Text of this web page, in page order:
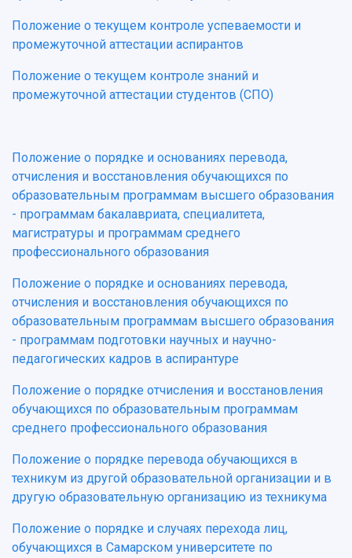
Положение о текущем контроле успеваемости и
промежуточной аттестации аспирантов
Положение о текущем контроле знаний и
промежуточной аттестации студентов (СПО)
Положение о порядке и основаниях перевода,
отчисления и восстановления обучающихся по
образовательным программам высшего образования
- программам бакалавриата, специалитета,
магистратуры и программам среднего
профессионального образования
Положение о порядке и основаниях перевода,
отчисления и восстановления обучающихся по
образовательным программам высшего образования
- программам подготовки научных и научно-
педагогических кадров в аспирантуре
Положение о порядке отчисления и восстановления
обучающихся по образовательным программам
среднего профессионального образования
Положение о порядке перевода обучающихся в
техникум из другой образовательной организации и в
другую образовательную организацию из техникума
Положение о порядке и случаях перехода лиц,
обучающихся в Самарском университете по